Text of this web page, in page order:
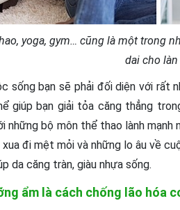
yoga, gym… cũng là một trong
dai cho làn
sống bạn sẽ phải đối diện với rất
giúp bạn giải tỏa căng thẳng
những bộ môn thể thao lành
đi mệt mỏi và những lo âu về
da căng tràn, giàu nhựa sống.
ẩm là cách chống lão hóa